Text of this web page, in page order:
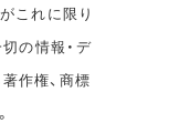
これに限り
切の情報・デ
作権、商標